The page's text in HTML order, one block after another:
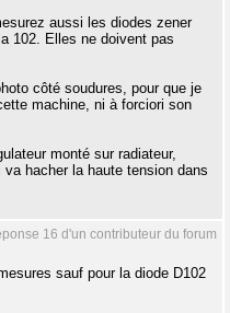
aussi les diodes zener
102. Elles ne doivent pas
côté soudures, pour que je
machine, ni à forciori son
monté sur radiateur,
hacher la haute tension dans
16 d'un contributeur du forum
sauf pour la diode D102